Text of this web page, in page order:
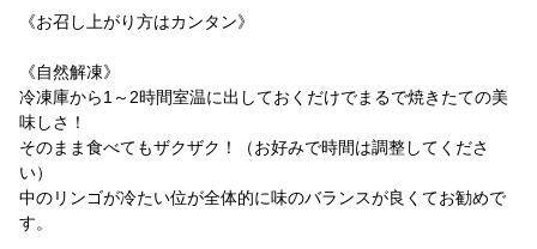
《お召し上がり方はカンタン》
《自然解凍》
冷凍庫から1～2時間室温に出しておくだけでまるで焼きたての美
味しさ！
そのまま食べてもザクザク！（お好みで時間は調整してくださ
い）
中のリンゴが冷たい位が全体的に味のバランスが良くてお勧めで
す。